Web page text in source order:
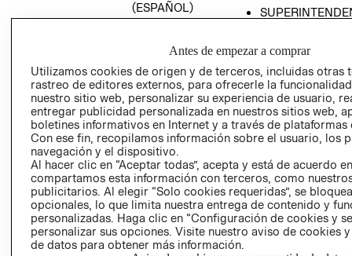
(ESPAÑOL)
TRANSPARENCIA
PETICIONES
QUEJAS Y
RECLAMOS
Colombia ($)
CAMBIAR REGIÓN
Antes de empezar a comprar
Utilizamos cookies de origen y de terceros, incluidas otras
rastreo de editores externos, para ofrecerle la
nuestro sitio web, personalizar su experiencia de usuario,
entregar publicidad personalizada en nuestros sitios web,
boletines informativos en Internet y a través de plataformas
Con ese fin, recopilamos información sobre el usuario, los
navegación y el dispositivo.
Al hacer clic en “Aceptar todas”, acepta y está de acuerdo
compartamos esta información con terceros, como
publicitarios. Al elegir “Solo cookies requeridas”, se
opcionales, lo que limita nuestra entrega de contenido y
personalizadas. Haga clic en “Configuración de cookies y
personalizar sus opciones. Visite nuestro aviso de cookies
de datos para obtener más información.